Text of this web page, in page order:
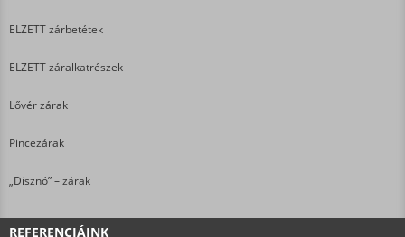
ELZETT zárbetétek
ELZETT záralkatrészek
Lővér zárak
Pincezárak
„Disznó” – zárak
REFERENCIÁINK